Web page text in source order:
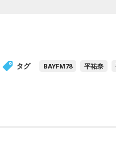
タグ BAYFM78 平祐奈